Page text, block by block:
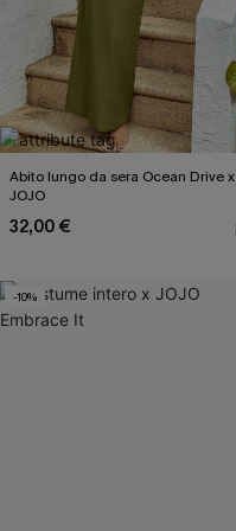
Abito lungo da sera Ocean Drive x
JOJO
32,00 €
-10%